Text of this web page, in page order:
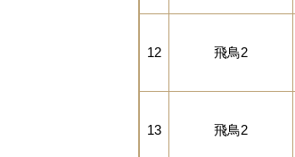
12 飛鳥2
13 飛鳥2